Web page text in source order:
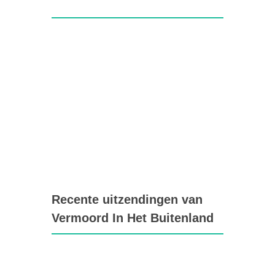
Recente uitzendingen van
Vermoord In Het Buitenland